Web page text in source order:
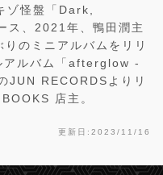
ゾ怪盤「Dark,
、2021年、鴨田潤主
のミニアルバムをリリ
アルバム「afterglow -
JUN RECORDSよりリ
店主。
更新日:2023/11/16